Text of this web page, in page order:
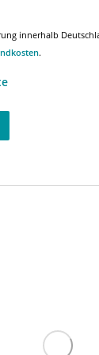
innerhalb
.